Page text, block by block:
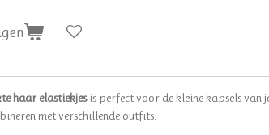
haar elastiekjesis perfect voor de kleine kapsels van
met verschillende outfits.